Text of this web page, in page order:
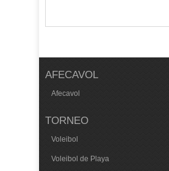
AFECAVOL
Afecavol
TORNEO
Voleibol
Voleibol de Playa